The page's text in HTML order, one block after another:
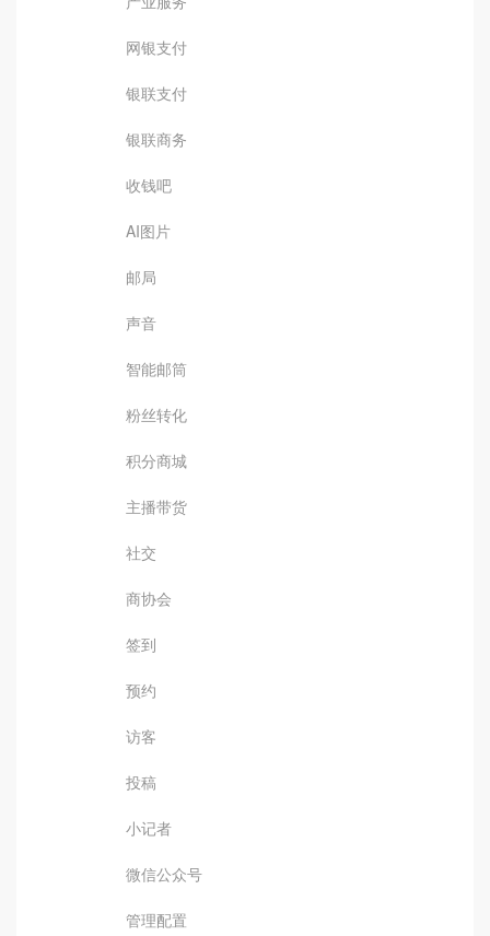
网银支付
银联支付
银联商务
收钱吧
AI图片
邮局
声音
智能邮筒
粉丝转化
积分商城
主播带货
社交
商协会
签到
预约
访客
投稿
小记者
微信公众号
管理配置